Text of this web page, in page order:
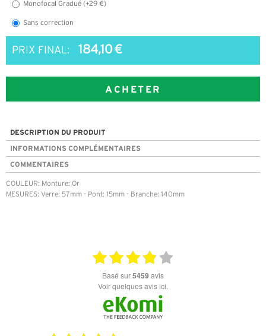
Monofocal Gradué (+29 €)
Sans correction
PRIX FINAL: 184,10 €
ACHETER
DESCRIPTION DU PRODUIT
INFORMATIONS COMPLÉMENTAIRES
COMMENTAIRES
COULEUR: Monture: Or
MESURES: Verre: 57mm - Pont: 15mm - Branche: 140mm
basé sur5459 avis
Voir quelques avis ici.